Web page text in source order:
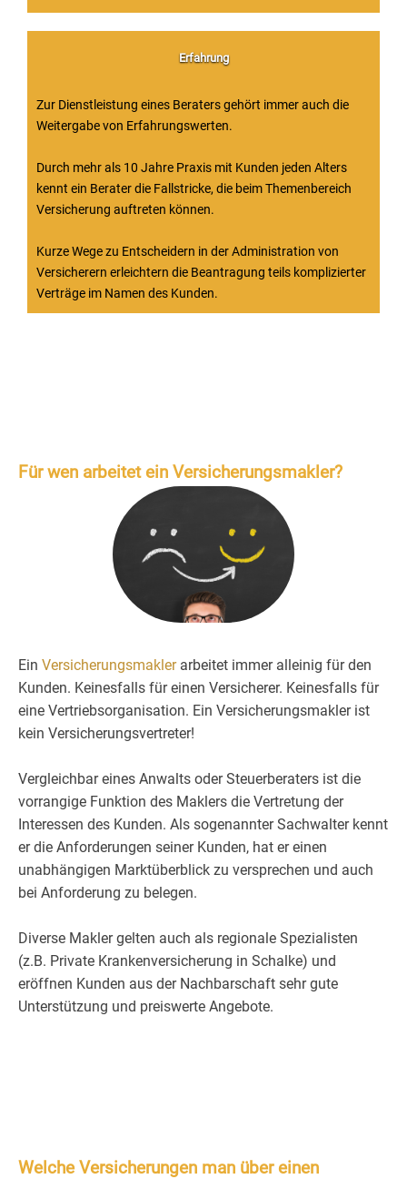
Erfahrung
Zur Dienstleistung eines Beraters gehört immer auch die
Weitergabe von Erfahrungswerten.
Durch mehr als 10 Jahre Praxis mit Kunden jeden Alters
kennt ein Berater die Fallstricke, die beim Themenbereich
Versicherung auftreten können.
Kurze Wege zu Entscheidern in der Administration von
Versicherern erleichtern die Beantragung teils komplizierter
Verträge im Namen des Kunden.
Für wen arbeitet ein Versicherungsmakler?
Ein Versicherungsmakler arbeitet immer alleinig für den
Kunden. Keinesfalls für einen Versicherer. Keinesfalls für
eine Vertriebsorganisation. Ein Versicherungsmakler ist
kein Versicherungsvertreter!
Vergleichbar eines Anwalts oder Steuerberaters ist die
vorrangige Funktion des Maklers die Vertretung der
Interessen des Kunden. Als sogenannter Sachwalter kennt
er die Anforderungen seiner Kunden, hat er einen
unabhängigen Marktüberblick zu versprechen und auch
bei Anforderung zu belegen.
Diverse Makler gelten auch als regionale Spezialisten
(z.B. Private Krankenversicherung in Schalke) und
eröffnen Kunden aus der Nachbarschaft sehr gute
Unterstützung und preiswerte Angebote.
Welche Versicherungen man über einen